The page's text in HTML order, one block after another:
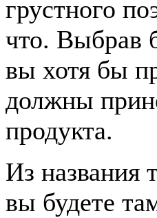
грустного
что. Выбрав
вы хотя бы
должны
продукта.
Из названия
вы будете